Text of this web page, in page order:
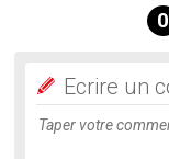
0
Ecrire un